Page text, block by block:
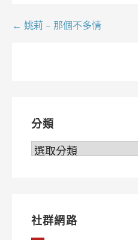
文← 姚莉 – 那個不多情
分類
分
社群網路